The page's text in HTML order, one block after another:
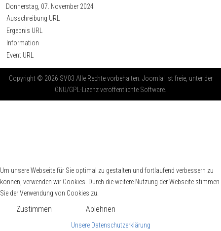
Donnerstag, 07. November 2024
Ausschreibung URL
Ergebnis URL
Information
Event URL
Copyright © 2026 SV03 Alle Rechte vorbehalten. Joomla! ist freie, unter der
GNU/GPL-Lizenz veröffentlichte Software.
Um unsere Webseite für Sie optimal zu gestalten und fortlaufend verbessern zu
können, verwenden wir Cookies. Durch die weitere Nutzung der Webseite stimmen
Sie der Verwendung von Cookies zu.
Zustimmen Ablehnen
Unsere Datenschutzerklärung